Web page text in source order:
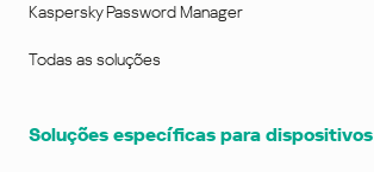
Kaspersky Password Manager
Todas as soluções
Soluções específicas para dispositivos